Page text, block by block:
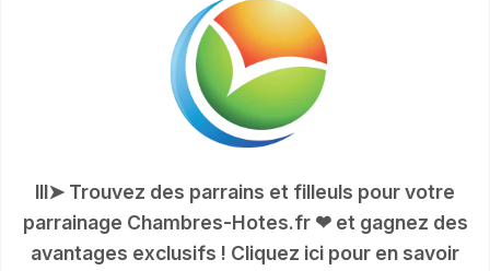
lll➤ Trouvez des parrains et filleuls pour votre
parrainage Chambres-Hotes.fr ❤ et gagnez des
avantages exclusifs ! Cliquez ici pour en savoir